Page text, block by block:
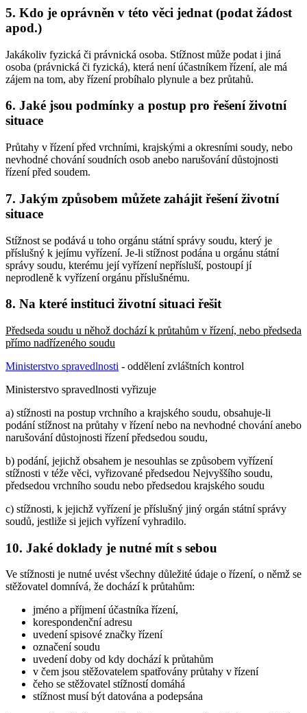
5. Kdo je oprávněn v této věci jednat (podat žádost
apod.)
Jakákoliv fyzická či právnická osoba. Stížnost může podat i jiná
osoba (právnická či fyzická), která není účastníkem řízení, ale má
zájem na tom, aby řízení probíhalo plynule a bez průtahů.
6. Jaké jsou podmínky a postup pro řešení životní
situace
Průtahy v řízení před vrchními, krajskými a okresními soudy, nebo
nevhodné chování soudních osob anebo narušování důstojnosti
řízení před soudem.
7. Jakým způsobem můžete zahájit řešení životní
situace
Stížnost se podává u toho orgánu státní správy soudu, který je
příslušný k jejímu vyřízení. Je-li stížnost podána u orgánu státní
správy soudu, kterému její vyřízení nepřísluší, postoupí jí
neprodleně k vyřízení orgánu příslušnému.
8. Na které instituci životní situaci řešit
Předseda soudu u něhož dochází k průtahům v řízení, nebo předseda
přímo nadřízeného soudu
Ministerstvo spravedlnosti - oddělení zvláštních kontrol
Ministerstvo spravedlnosti vyřizuje
a) stížnosti na postup vrchního a krajského soudu, obsahuje-li
podání stížnost na průtahy v řízení nebo na nevhodné chování anebo
narušování důstojnosti řízení předsedou soudu,
b) podání, jejichž obsahem je nesouhlas se způsobem vyřízení
stížnosti v téže věci, vyřizované předsedou Nejvyššího soudu,
předsedou vrchního soudu nebo předsedou krajského soudu
c) stížnosti, k jejichž vyřízení je příslušný jiný orgán státní správy
soudů, jestliže si jejich vyřízení vyhradilo.
10. Jaké doklady je nutné mít s sebou
Ve stížnosti je nutné uvést všechny důležité údaje o řízení, o němž se
stěžovatel domnívá, že dochází k průtahům:
jméno a příjmení účastníka řízení,
korespondenční adresu
uvedení spisové značky řízení
označení soudu
uvedení doby od kdy dochází k průtahům
v čem jsou stěžovatelem spatřovány průtahy v řízení
čeho se stěžovatel stížností domáhá
stížnost musí být datována a podepsána